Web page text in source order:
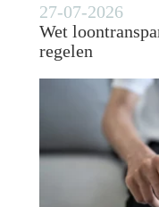
27-07-2026
Wet
regelen